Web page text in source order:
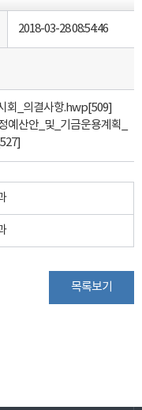
2018-03-28 08:54:46
회_의결사항.hwp[509]
예산안_및_기금운용계획_
목록보기